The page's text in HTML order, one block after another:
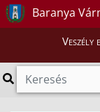
Baranya
Veszély